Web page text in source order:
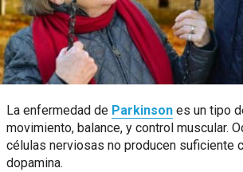
La enfermedad de Parkinson es un tipo
movimiento, balance, y control muscular.
células nerviosas no producen suficiente
dopamina.